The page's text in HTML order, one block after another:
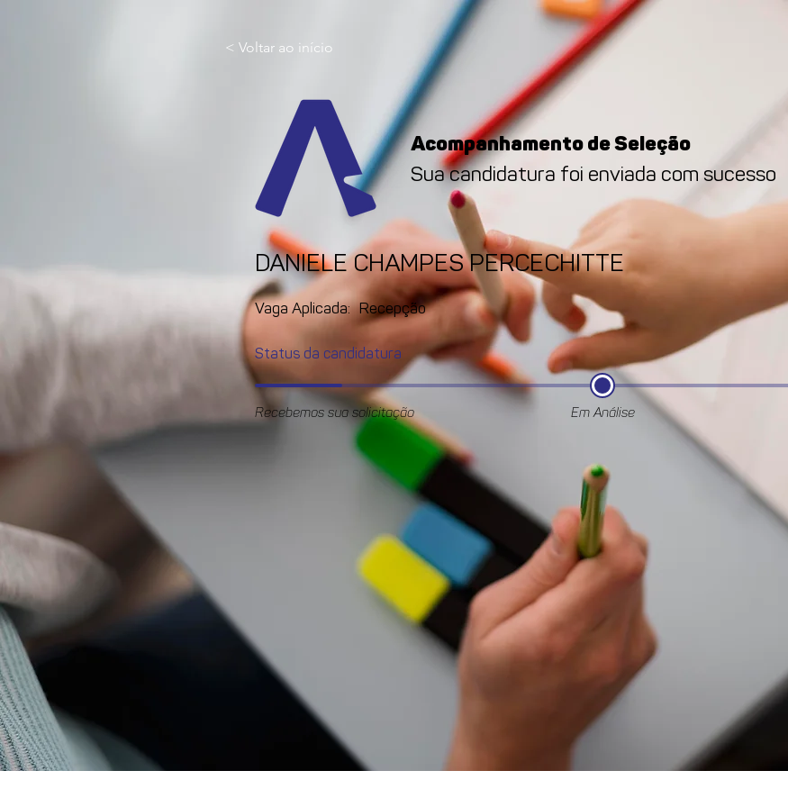
< Voltar ao início
Acompanhamento de Seleção
Sua candidatura foi enviada com sucesso
DANIELE CHAMPES PERCECHITTE
Vaga Aplicada: Recepção
Status da candidatura
Recebemos sua solicitação Em Análise